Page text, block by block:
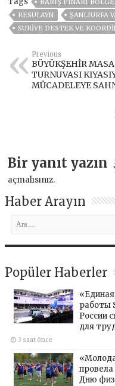
BARIŞ PINARI
RESULAYN
ŞANLIURFA
SURIYE DESTEK VE
Previous
BÜYÜKŞEHİR
TURNUVASI
MÜCADELEYE
Bir yanıt yazın
açmalısınız.
Haber Arayın
Popüler Haberler
работы
России
для
3 saat önce
Дню